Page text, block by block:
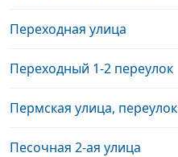
Переходная улица
Переходный 1-2 переулок
Пермская улица, переулок
Песочная 2-ая улица